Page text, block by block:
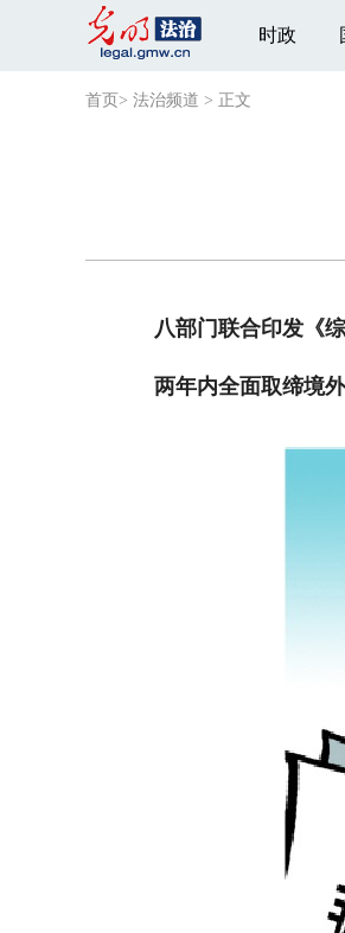
时政
首页 > 法治频道 > 正文
八部门联合印发《
两年内全面取缔境